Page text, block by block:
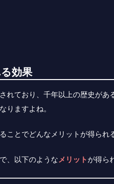
効果
れており、千年以上の歴史が
りますよね。
ことでどんなメリットが得られ
、以下のような メリット が得ら